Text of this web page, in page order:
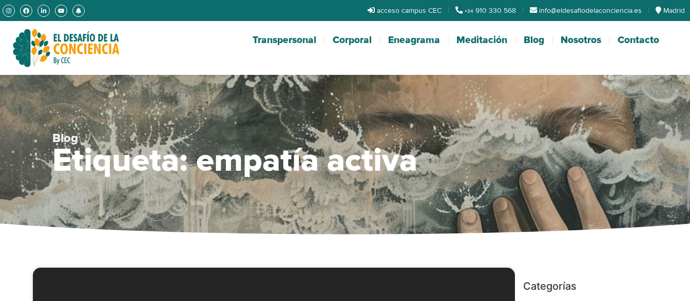
acceso campus CEC | +34 910 330 568 | info@eldesafiodelaconciencia.es | Madrid
Transpersonal Corporal Eneagrama Meditación Blog Nosotros Contacto
Blog
Etiqueta: empatía activa
Categorías